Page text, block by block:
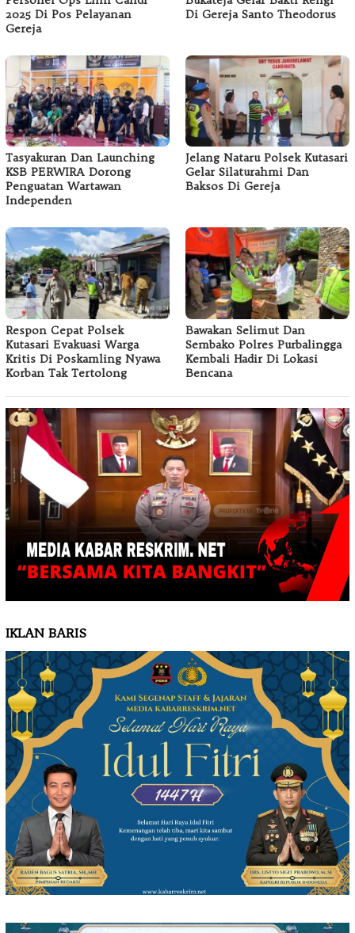
2025 Di Pos Pelayanan
Gereja
Di Gereja Santo Theodorus
Tasyakuran Dan Launching
KSB PERWIRA Dorong
Penguatan Wartawan
Independen
Jelang Nataru Polsek Kutasari
Gelar Silaturahmi Dan
Baksos Di Gereja
Respon Cepat Polsek
Kutasari Evakuasi Warga
Kritis Di Poskamling Nyawa
Korban Tak Tertolong
Bawakan Selimut Dan
Sembako Polres Purbalingga
Kembali Hadir Di Lokasi
Bencana
IKLAN BARIS